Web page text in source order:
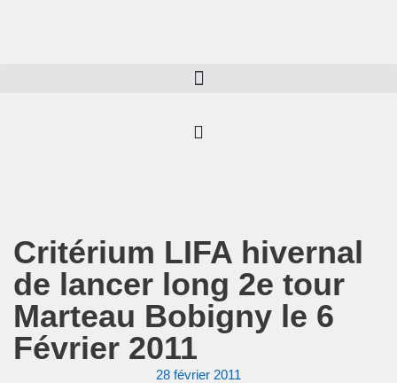
Critérium LIFA hivernal
de lancer long 2e tour
Marteau Bobigny le 6
Février 2011
28 février 2011